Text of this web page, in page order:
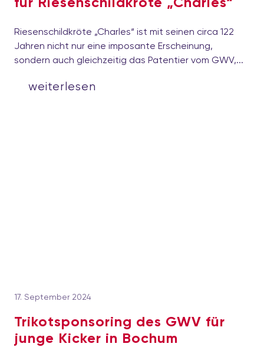
Riesenschildkröte „Charles“ ist mit seinen circa 122
Jahren nicht nur eine imposante Erscheinung,
sondern auch gleichzeitig das Patentier vom GWV,...
weiterlesen
17. September 2024
Trikotsponsoring des GWV für
junge Kicker in Bochum